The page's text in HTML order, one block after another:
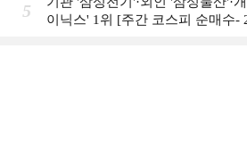
5
이닉스' 1위 [주간 코스피 순매수-